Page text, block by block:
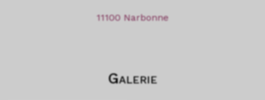
11100 Narbonne
Galerie